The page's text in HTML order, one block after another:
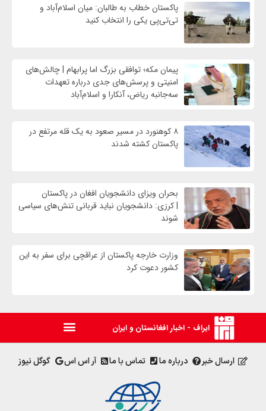
پاکستان خطاب به طالبان: میان اسلام‌آباد و
تی‌تی‌پی یکی را انتخاب کنید
پیمان مکه؛ توافقی بزرگ اما پرابهام | چالش‌های
امنیتی و پرسش‌های جدی درباره تعهدات
سه‌جانبه ریاض، آنکارا و اسلام‌آباد
۸ کوهنورد در مسیر صعود به یک قله مرتفع در
پاکستان کشته شدند
بحران ویزای دانشجویان افغان در پاکستان
| کرزی: دانشجویان نباید قربانی تنش‌های سیاسی
شوند
وزارت خارجه پاکستان از عراقچی برای سفر به این
کشور دعوت کرد
ایراف - اخبار افغانستان و ایران
ارسال خبر درباره ما تماس با ما آر اس اس گوگل نیوز